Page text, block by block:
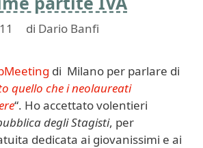
di Dario Banfi
di Milano per parlare di
quello che i neolaureati
“. Ho accettato volentieri
degli Stagisti, per
dedicata ai giovanissimi e ai